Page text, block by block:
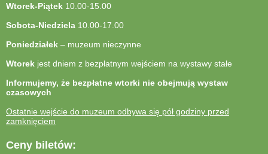
Wtorek-Piątek 10.00-15.00
Sobota-Niedziela 10.00-17.00
Poniedziałek – muzeum nieczynne
Wtorek jest dniem z bezpłatnym wejściem na wystawy stałe
Informujemy, że bezpłatne wtorki nie obejmują wystaw
czasowych
Ostatnie wejście do muzeum odbywa się pół godziny przed
zamknięciem
Ceny biletów: